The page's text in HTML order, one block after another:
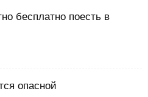
бесплатно поесть в
опасной